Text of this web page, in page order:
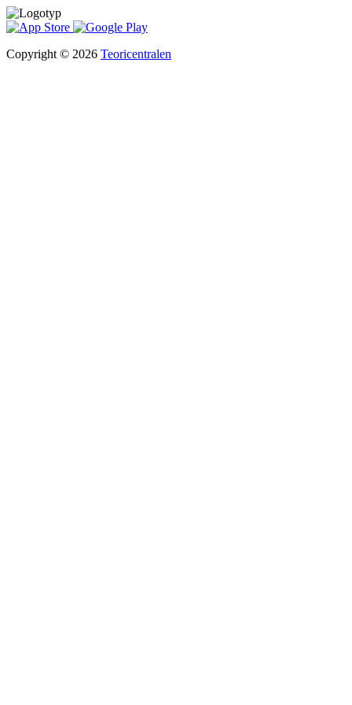
Copyright © 2026 Teoricentralen